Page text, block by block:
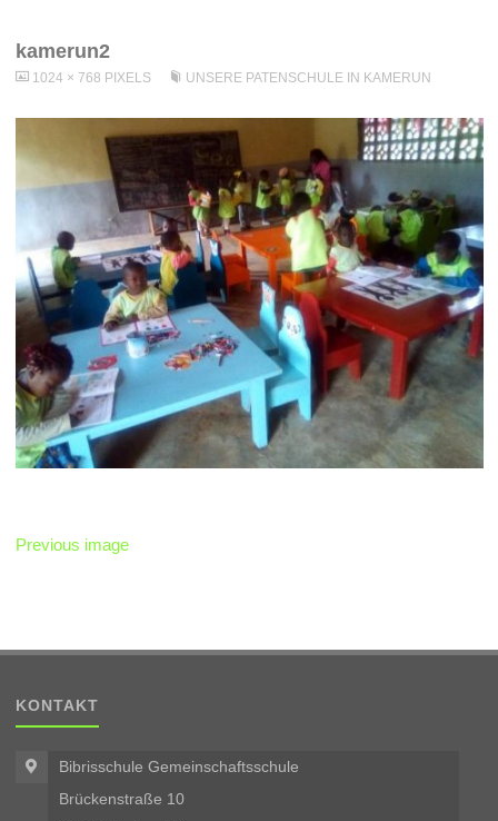
kamerun2
FULL1024 × 768 PIXELS UNSERE PATENSCHULE IN KAMERUN
Previous image
KONTAKT
Bibrisschule Gemeinschaftsschule
Brückenstraße 10